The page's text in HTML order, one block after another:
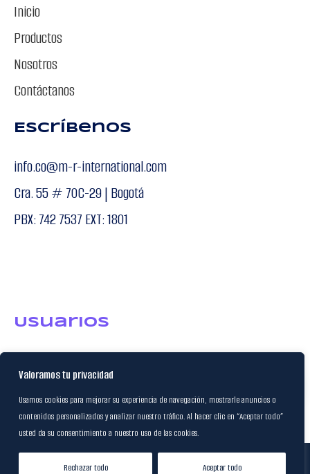
Valoramos tu privacidad
Usamos cookies para mejorar su experiencia de navegación, mostrarle anuncios o
contenidos personalizados y analizar nuestro tráfico. Al hacer clic en “Aceptar todo”
usted da su consentimiento a nuestro uso de las cookies.
Rechazar todo Aceptar todo
Inicio
Productos
Nosotros
Contáctanos
Escríbenos
info.co@m-r-international.com
Cra. 55 # 70C-29 | Bogotá
PBX: 742 7537 EXT: 1801
USuarios
Política de Datos
Certificación FSC